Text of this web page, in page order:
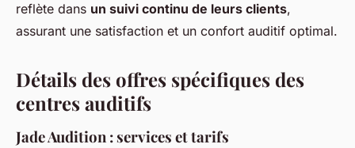
reflète dans un suivi continu de leurs clients,
assurant une satisfaction et un confort auditif optimal.
Détails des offres spécifiques des
centres auditifs
Jade Audition : services et tarifs